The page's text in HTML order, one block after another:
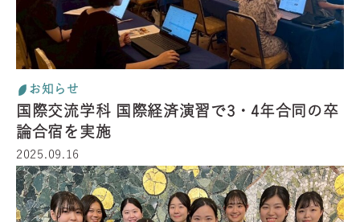
お知らせ
国際交流学科 国際経済演習で3・4年合同の卒
論合宿を実施
2025.09.16